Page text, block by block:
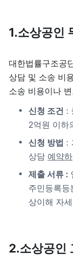
뷰티
피트니스
사장님 스토리
대리점 홈페이지
1.소상공인
대한법률구조공
상담 및 소송 비
소송 비용이나
신청 조건 :
2억원 이하
신청 방법 :
상담 예약하
제출 서류 :
주민등록등
상이해 자
2.소상공인